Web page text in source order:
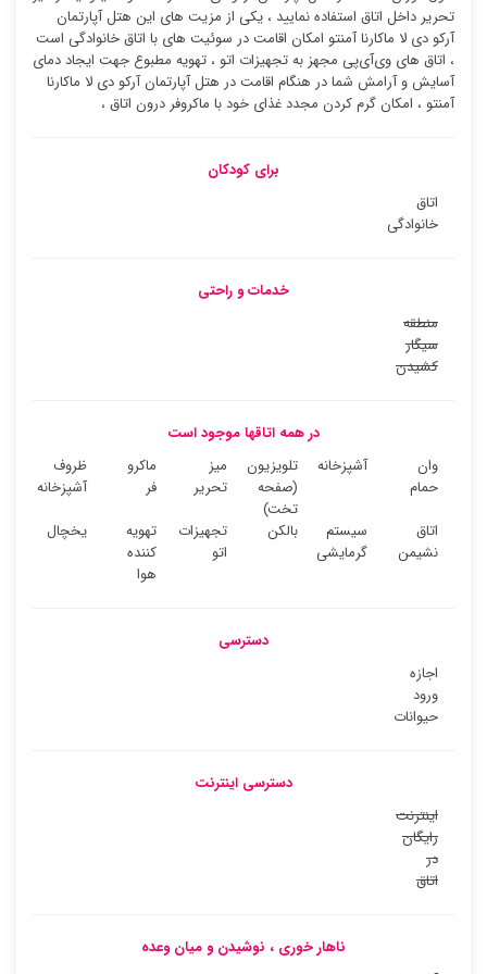
تحریر داخل اتاق استفاده نمایید ، یکی از مزیت های این هتل آپارتمان
آرکو دی لا ماکارنا آمنتو امکان اقامت در سوئیت ‌های با اتاق خانوادگی است
، اتاق های وی‌آی‌پی مجهز به تجهیزات اتو ، تهویه مطبوع جهت ایجاد دمای
آسایش و آرامش شما در هنگام اقامت در هتل آپارتمان آرکو دی لا ماکارنا
آمنتو ، امکان گرم کردن مجدد غذای خود با ماکروفر درون اتاق ،
برای کودکان
اتاق
خانوادگی
خدمات و راحتی
منطقه
سیگار
کشیدن
در همه اتاقها موجود است
وان
حمام
آشپزخانه
تلویزیون
(صفحه
تخت)
میز
تحریر
ماکرو
فر
ظروف
آشپزخانه
اتاق
نشیمن
سیستم
گرمایشی
بالکن
تجهیزات
اتو
تهویه
کننده
هوا
یخچال
دسترسی
اجازه
ورود
حیوانات
دسترسی اینترنت
اینترنت
رایگان
در
اتاق
ناهار خوری ، نوشیدن و میان وعده